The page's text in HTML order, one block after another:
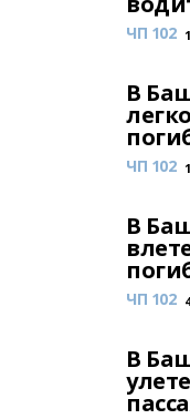
ЧП 102
В
ЧП 102
В
ЧП 102
В